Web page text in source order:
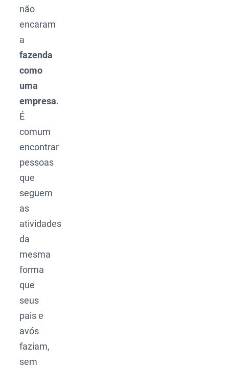
não
encaram
a
fazenda
como
uma
empresa.
É
comum
encontrar
pessoas
que
seguem
as
atividades
da
mesma
forma
que
seus
pais e
avós
faziam,
sem